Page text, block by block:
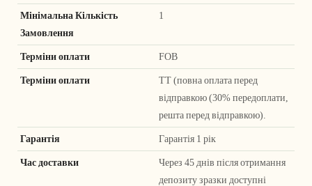
Мінімальна Кількість
Замовлення
1
Терміни оплати FOB
Терміни оплати
ТТ (повна оплата перед
відправкою (30% передоплати,
решта перед відправкою).
Гарантія Гарантія 1 рік
Час доставки
Через 45 днів після отримання
депозиту зразки доступні